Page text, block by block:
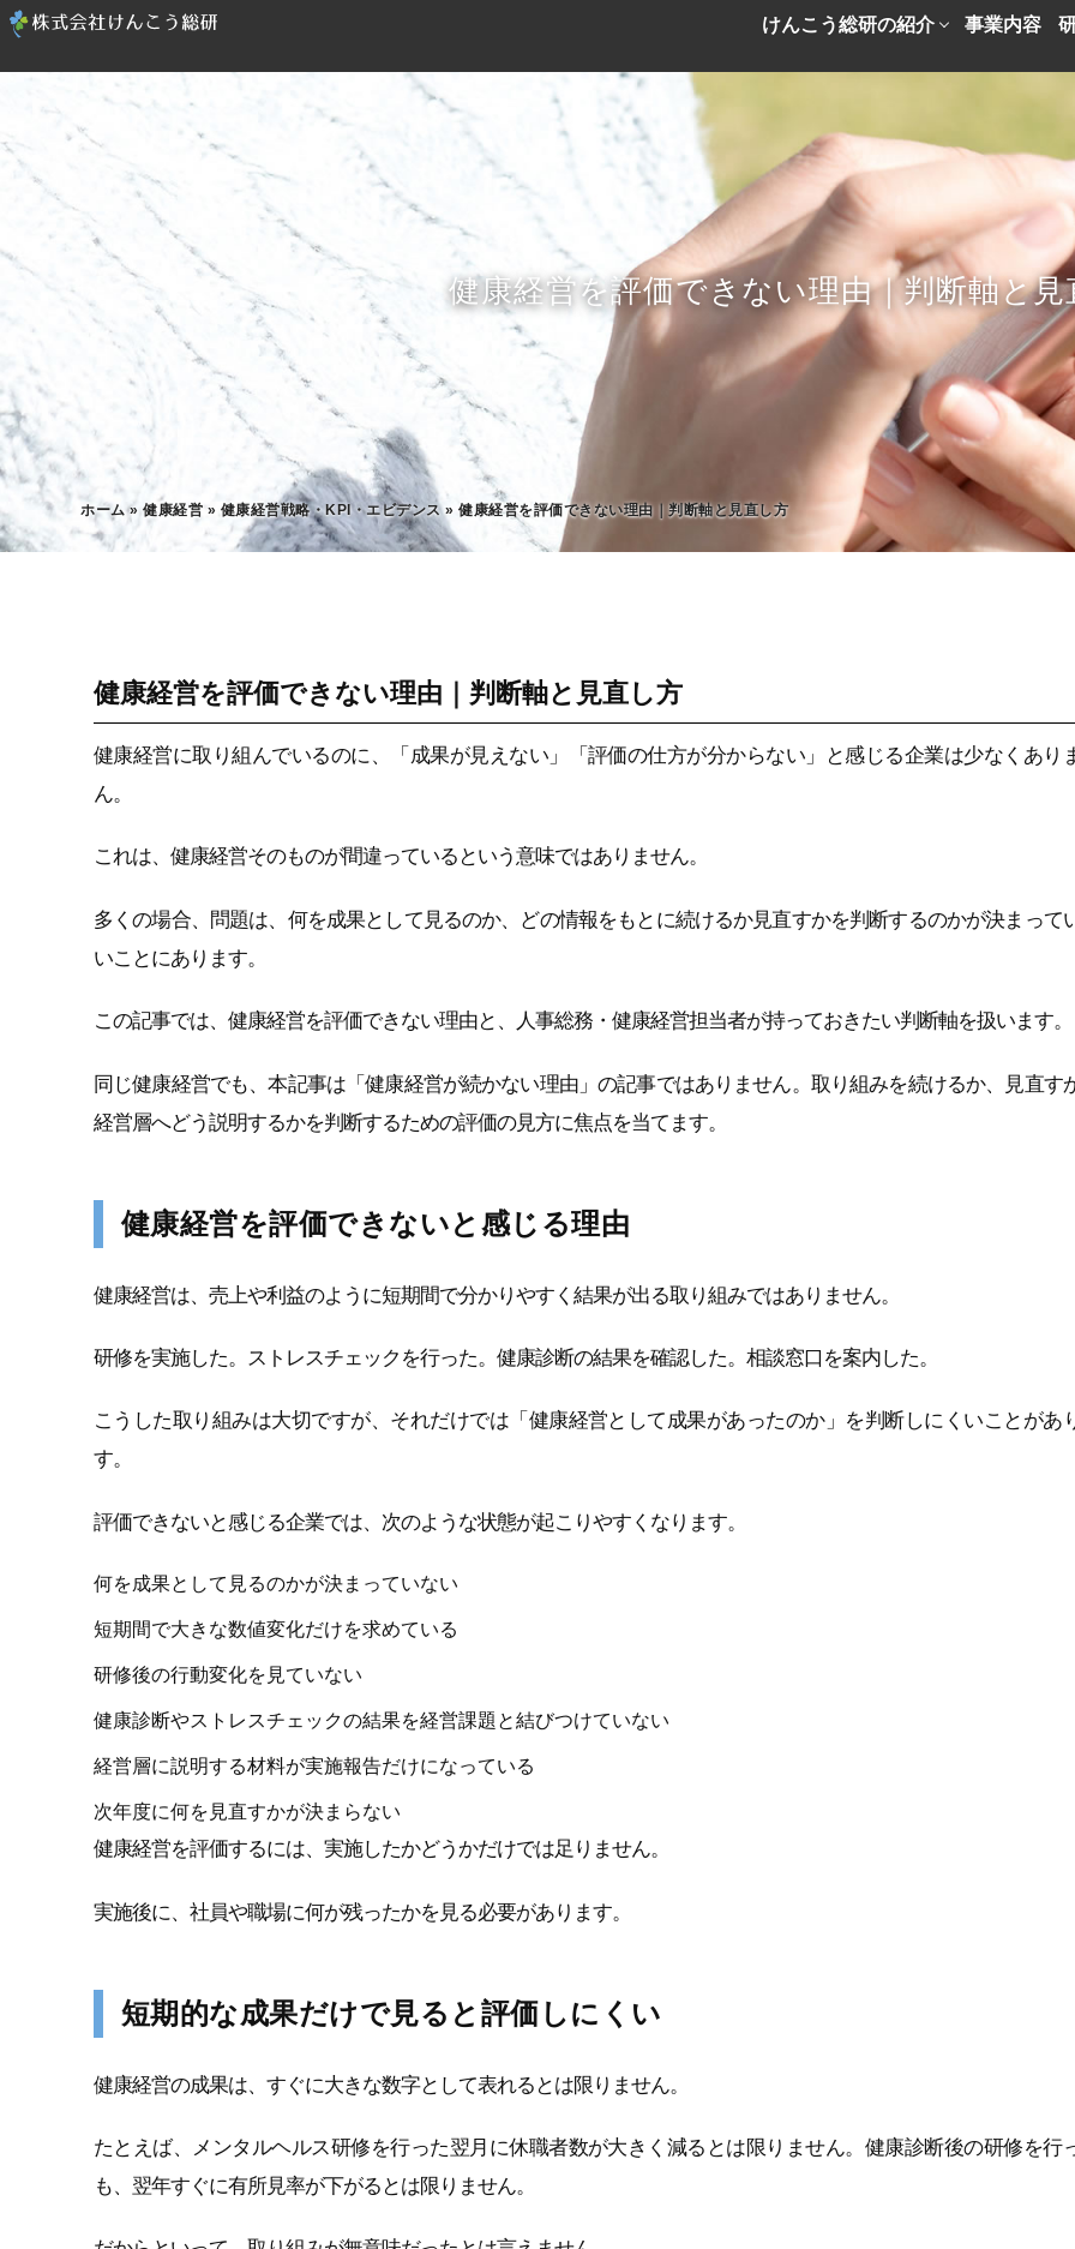
けんこう総研の紹介 事業内容
健康経営を評価できない理由｜判断軸と見
ホーム»健康経営 » 健康経営戦略・KPI・エビデンス»健康経営を評価できない理由｜判断軸と見直し方
健康経営を評価できない理由｜判断軸と見直し方
健康経営に取り組んでいるのに、「成果が見えない」「評価の仕方が分からない」と感じる企業は少なくあり
ん。
これは、健康経営そのものが間違っているという意味ではありません。
多くの場合、問題は、何を成果として見るのか、どの情報をもとに続けるか見直すかを判断するのかが決まって
いことにあります。
この記事では、健康経営を評価できない理由と、人事総務・健康経営担当者が持っておきたい判断軸を扱います。
同じ健康経営でも、本記事は「健康経営が続かない理由」の記事ではありません。取り組みを続けるか、見直す
経営層へどう説明するかを判断するための評価の見方に焦点を当てます。
健康経営を評価できないと感じる理由
健康経営は、売上や利益のように短期間で分かりやすく結果が出る取り組みではありません。
研修を実施した。ストレスチェックを行った。健康診断の結果を確認した。相談窓口を案内した。
こうした取り組みは大切ですが、それだけでは「健康経営として成果があったのか」を判断しにくいことがあ
す。
評価できないと感じる企業では、次のような状態が起こりやすくなります。
何を成果として見るのかが決まっていない
短期間で大きな数値変化だけを求めている
研修後の行動変化を見ていない
健康診断やストレスチェックの結果を経営課題と結びつけていない
経営層に説明する材料が実施報告だけになっている
次年度に何を見直すかが決まらない
健康経営を評価するには、実施したかどうかだけでは足りません。
実施後に、社員や職場に何が残ったかを見る必要があります。
短期的な成果だけで見ると評価しにくい
健康経営の成果は、すぐに大きな数字として表れるとは限りません。
たとえば、メンタルヘルス研修を行った翌月に休職者数が大きく減るとは限りません。健康診断後の研修を行
も、翌年すぐに有所見率が下がるとは限りません。